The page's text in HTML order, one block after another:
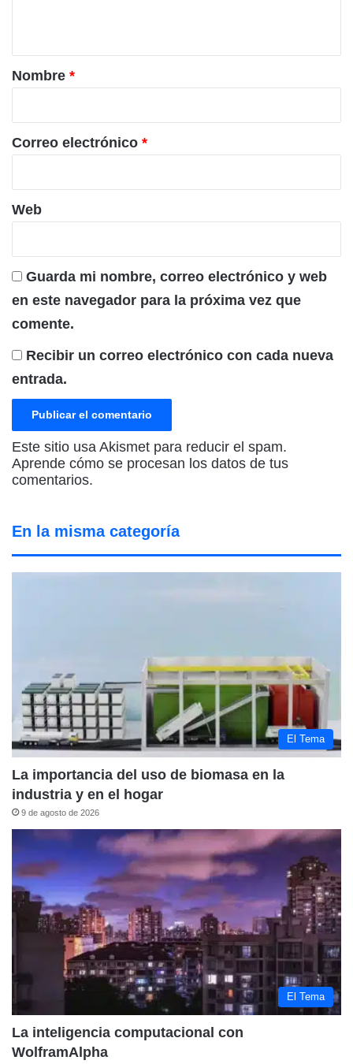
r
*
Nombre *
Correo electrónico *
Web
Guarda mi nombre, correo electrónico y web
en este navegador para la próxima vez que
comente.
Recibir un correo electrónico con cada nueva
entrada.
Este sitio usa Akismet para reducir el spam.
Aprende cómo se procesan los datos de tus
comentarios.
En la misma categoría
El Tema
La importancia del uso de biomasa en la
industria y en el hogar
9 de agosto de 2026
El Tema
La inteligencia computacional con
WolframAlpha